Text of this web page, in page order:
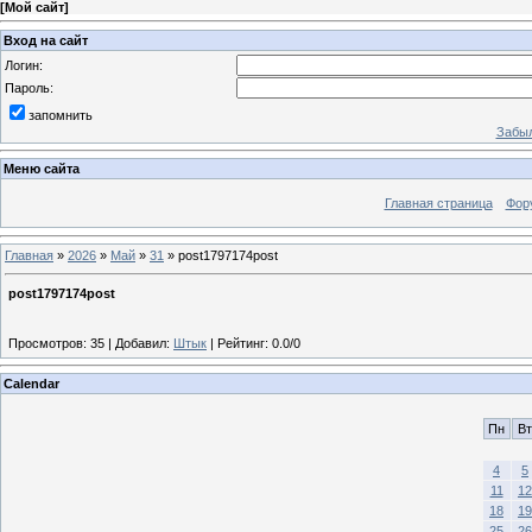
[Мой сайт]
Вход на сайт
Логин:
Пароль:
запомнить
Меню сайта
Главная страница
Главная » 2026 » Май » 31 » post1797174post
post1797174post
Просмотров: 35 | Добавил: Штык | Рейтинг: 0.0/0
Calendar
Пн Вт
4
5
11
12
18
19